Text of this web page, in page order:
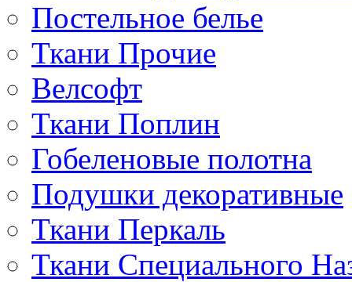
Постельное белье
Ткани Прочие
Велсофт
Ткани Поплин
Гобеленовые полотна
Подушки декоративные
Ткани Перкаль
Ткани Специального